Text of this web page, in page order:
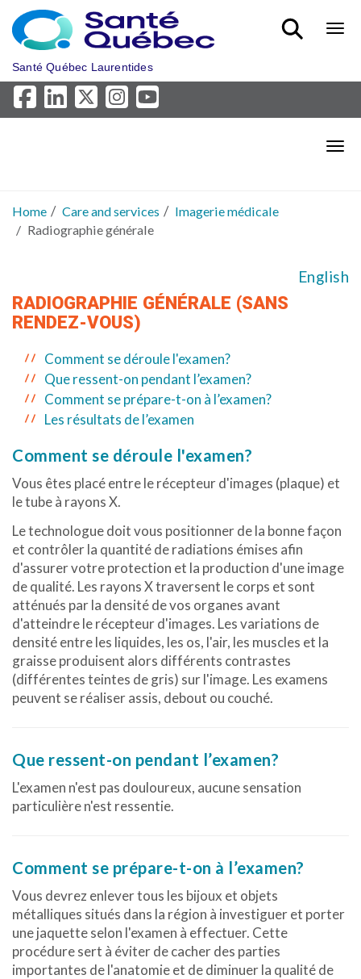
Skip to main content
Santé Québec Laurentides
Home Care and services
Imagerie médicale
Radiographie générale
English
RADIOGRAPHIE GÉNÉRALE (SANS
RENDEZ-VOUS)
Comment se déroule l'examen?
Que ressent-on pendant l’examen?
Comment se prépare-t-on à l’examen?
Les résultats de l’examen
Comment se déroule l'examen?
Vous êtes placé entre le récepteur d'images (plaque) et
le tube à rayons X.
Le technologue doit vous positionner de la bonne façon
et contrôler la quantité de radiations émises afin
d'assurer votre protection et la production d'une image
de qualité. Les rayons X traversent le corps et sont
atténués par la densité de vos organes avant
d'atteindre le récepteur d'images. Les variations de
densité entre les liquides, les os, l'air, les muscles et la
graisse produisent alors différents contrastes
(différentes teintes de gris) sur l'image. Les examens
peuvent se réaliser assis, debout ou couché.
Que ressent-on pendant l’examen?
L'examen n'est pas douloureux, aucune sensation
particulière n'est ressentie.
Comment se prépare-t-on à l’examen?
Vous devrez enlever tous les bijoux et objets
métalliques situés dans la région à investiguer et porter
une jaquette selon l'examen à effectuer. Cette
procédure sert à éviter de cacher des parties
importantes de l'anatomie et de diminuer la qualité de